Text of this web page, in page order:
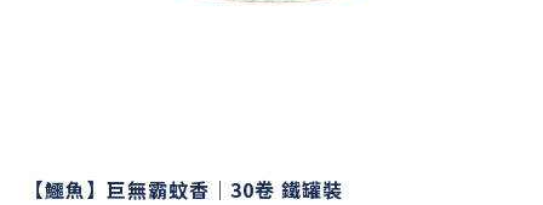
【鱷魚】巨無霸蚊香｜30卷 鐵罐裝